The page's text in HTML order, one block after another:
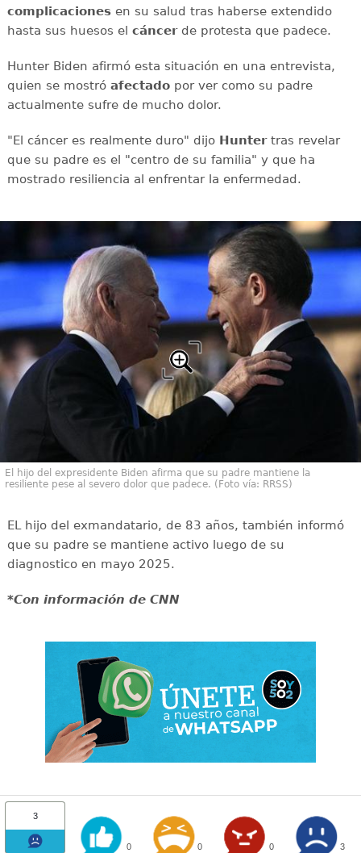
complicacionesen su salud tras haberse extendido
hasta sus huesos el cáncerde protesta que padece.
Hunter Biden afirmó esta situación en una entrevista,
quien se mostró afectadopor ver como su padre
actualmente sufre de mucho dolor.
"El cáncer es realmente duro" dijo Huntertras revelar
que su padre es el "centro de su familia" y que ha
mostrado resiliencia al enfrentar la enfermedad.
El hijo del expresidente Biden afirma que su padre mantiene la
resiliente pese al severo dolor que padece. (Foto vía: RRSS)
EL hijo del exmandatario, de 83 años, también informó
que su padre se mantiene activo luego de su
diagnostico en mayo 2025.
*Con información de CNN
3
0 0 0 3